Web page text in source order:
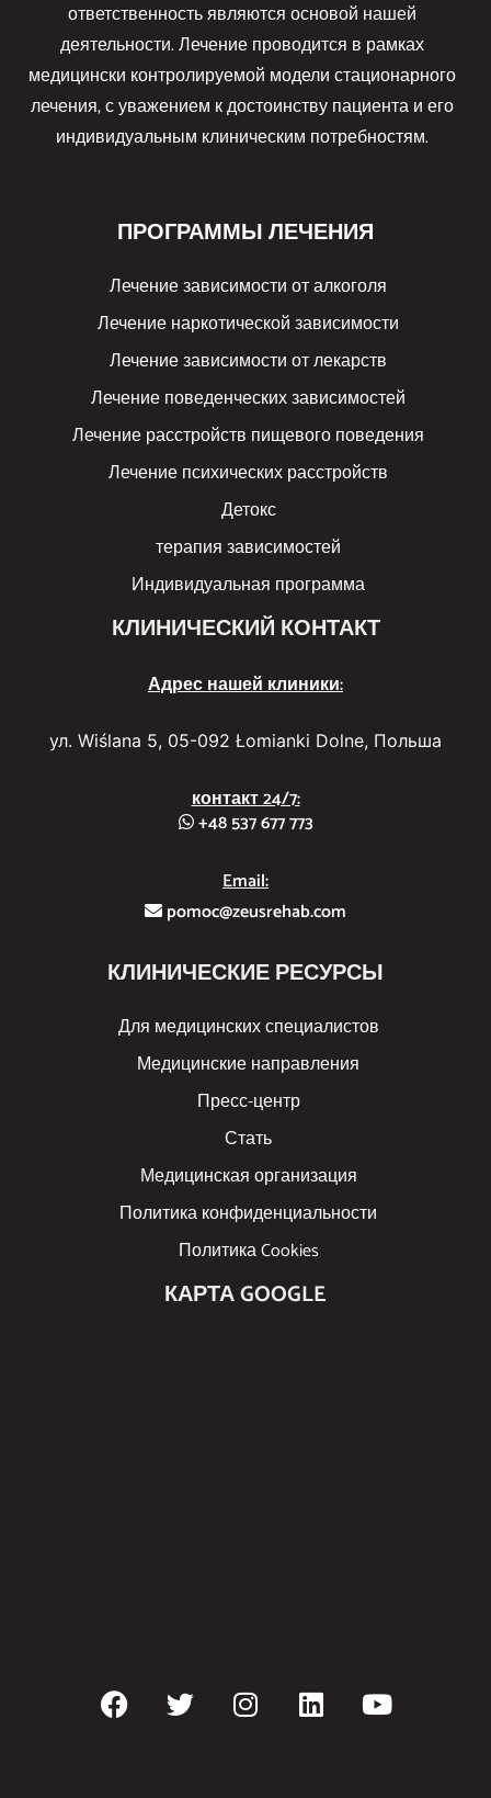
ответственность являются основой нашей
деятельности. Лечение проводится в рамках
медицински контролируемой модели стационарного
лечения, с уважением к достоинству пациента и его
индивидуальным клиническим потребностям.
ПРОГРАММЫ ЛЕЧЕНИЯ
Лечение зависимости от алкоголя
Лечение наркотической зависимости
Лечение зависимости от лекарств
Лечение поведенческих зависимостей
Лечение расстройств пищевого поведения
Лечение психических расстройств
Детокс
терапия зависимостей
Индивидуальная программа
КЛИНИЧЕСКИЙ КОНТАКТ
Адрес нашей клиники:
ул. Wiślana 5, 05-092 Łomianki Dolne, Польша
контакт 24/7:
+48 537 677 773
Email:
pomoc@zeusrehab.com
КЛИНИЧЕСКИЕ РЕСУРСЫ
Для медицинских специалистов
Медицинские направления
Пресс-центр
Стать
Медицинская организация
Политика конфиденциальности
Политика Cookies
КАРТА GOOGLE